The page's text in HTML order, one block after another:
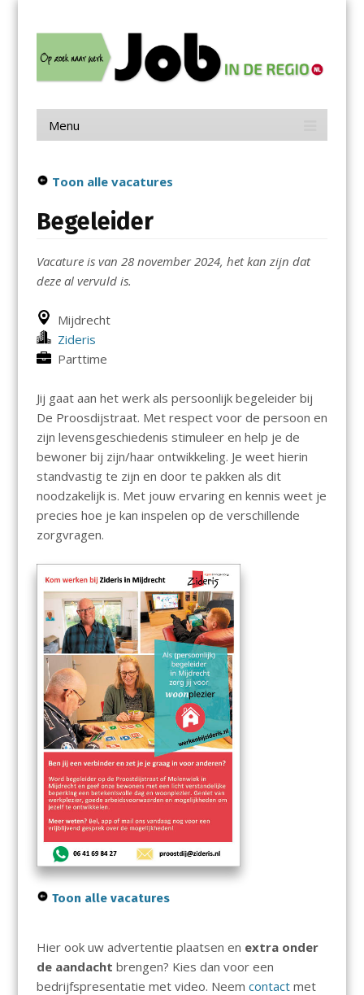
contentJob in de Regio
Menu
Toon alle vacatures
Begeleider
Vacature is van 28 november 2024, het kan zijn dat
deze al vervuld is.
Mijdrecht
Zideris
Parttime
Jij gaat aan het werk als persoonlijk begeleider bij
De Proosdijstraat. Met respect voor de persoon en
zijn levensgeschiedenis stimuleer en help je de
bewoner bij zijn/haar ontwikkeling. Je weet hierin
standvastig te zijn en door te pakken als dit
noodzakelijk is. Met jouw ervaring en kennis weet je
precies hoe je kan inspelen op de verschillende
zorgvragen.
Toon alle vacatures
Hier ook uw advertentie plaatsen en extra onder
de aandacht brengen? Kies dan voor een
bedrijfspresentatie met video. Neem contactmet